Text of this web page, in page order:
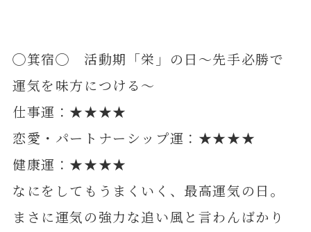
◯箕宿◯ 活動期「栄」の日～先手必勝で
運気を味方につける～
仕事運：★★★★
恋愛・パートナーシップ運：★★★★
健康運：★★★★
なにをしてもうまくいく、最高運気の日。
まさに運気の強力な追い風と言わんばかり